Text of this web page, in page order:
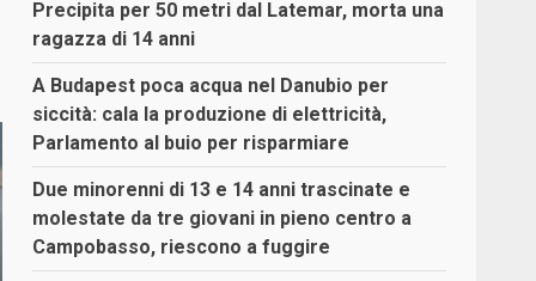
Precipita per 50 metri dal Latemar, morta una
ragazza di 14 anni
A Budapest poca acqua nel Danubio per
siccità: cala la produzione di elettricità,
Parlamento al buio per risparmiare
Due minorenni di 13 e 14 anni trascinate e
molestate da tre giovani in pieno centro a
Campobasso, riescono a fuggire